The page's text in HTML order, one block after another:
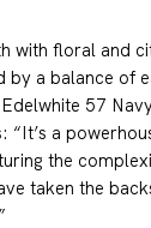
with floral and
by a balance of
57
“It’s a
the
taken the